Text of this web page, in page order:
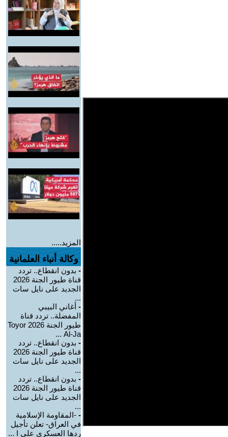
المزيد.....
وكالة أنباء العلمانية
- بدون انقطاع.. تردد
قناة طيور الجنة 2026
الجديد على نايل سات
...
- أغاني البيبي
المفضلة.. تردد قناة
طيور الجنة 2026 Toyor
Al-Ja ...
- بدون انقطاع.. تردد
قناة طيور الجنة 2026
الجديد على نايل سات
...
- بدون انقطاع.. تردد
قناة طيور الجنة 2026
الجديد على نايل سات
...
- -المقاومة الإسلامية
في العراق- تعلن تأجيل
ردها العسكري على ا ...